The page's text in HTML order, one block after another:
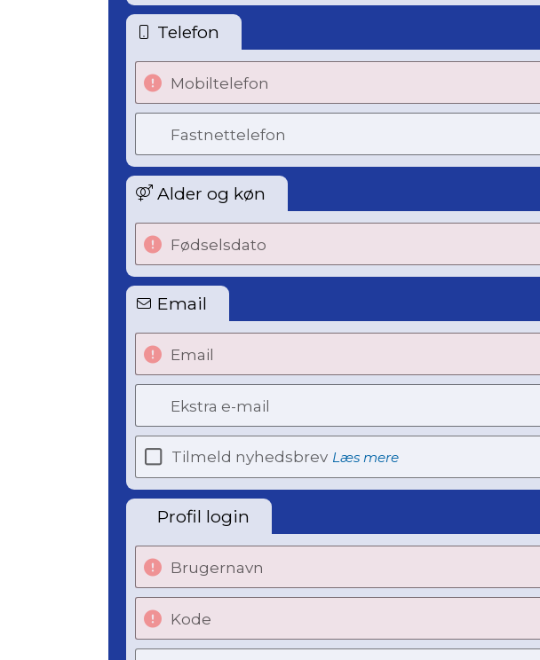
Telefon
Mobiltelefon
Fastnettelefon
Alder og køn
Fødselsdato
Email
Email
Ekstra e-mail
Tilmeld nyhedsbrev Læs mere
Profil login
Brugernavn
Kode